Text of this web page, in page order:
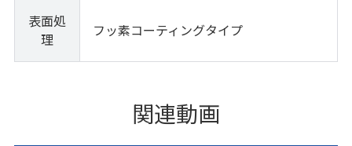
表面処
理
フッ素コーティングタイプ
関連動画